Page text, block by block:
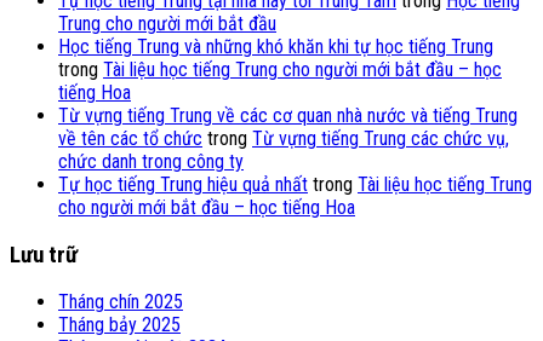
Trung cho người mới bắt đầu
Học tiếng Trung và những khó khăn khi tự học tiếng Trung
trong Tài liệu học tiếng Trung cho người mới bắt đầu – học
tiếng Hoa
Từ vựng tiếng Trung về các cơ quan nhà nước và tiếng Trung
về tên các tổ chức trong Từ vựng tiếng Trung các chức vụ,
chức danh trong công ty
Tự học tiếng Trung hiệu quả nhất trong Tài liệu học tiếng Trung
cho người mới bắt đầu – học tiếng Hoa
Lưu trữ
Tháng chín 2025
Tháng bảy 2025